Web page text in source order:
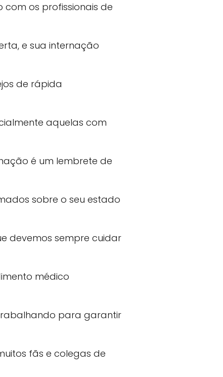
com os profissionais de
e sua internação
de rápida
aquelas com
é um lembrete de
sobre o seu estado
devemos sempre cuidar
médico
para garantir
fãs e colegas de